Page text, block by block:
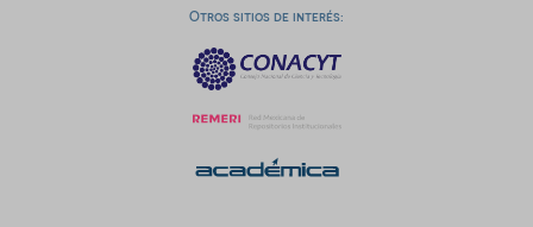
Otros sitios de interés: